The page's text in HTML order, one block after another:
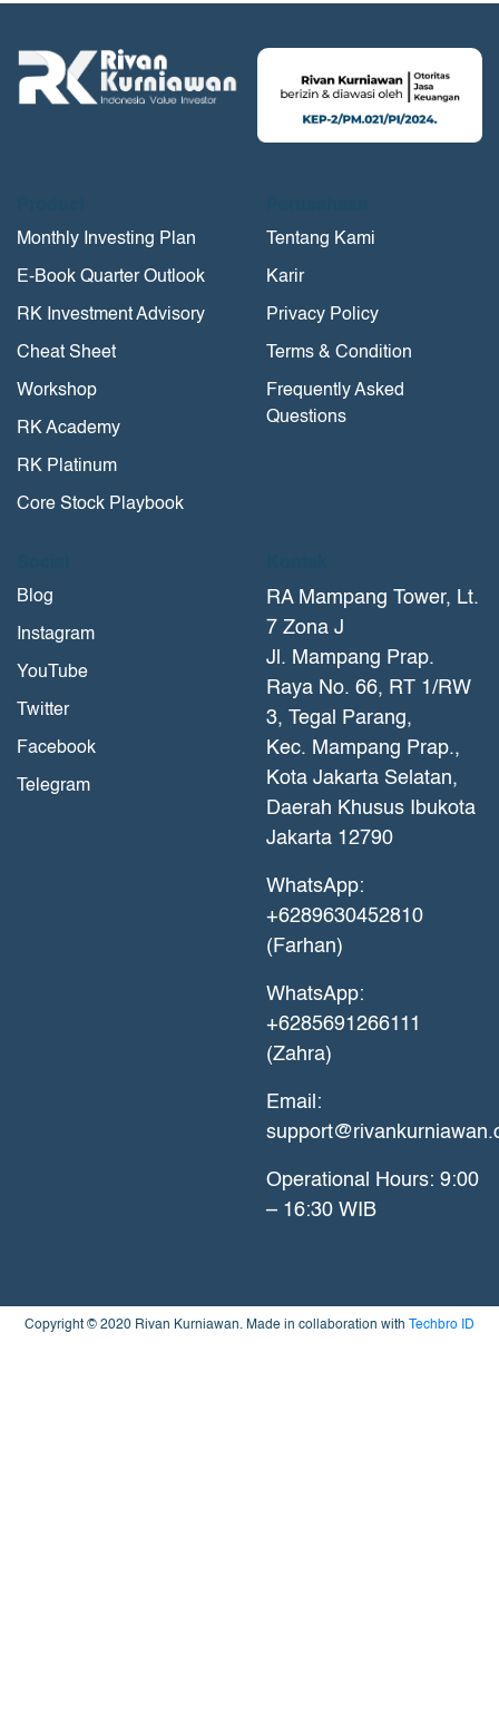
Monthly Investing Plan
E-Book Quarter Outlook
RK Investment Advisory
Cheat Sheet
Workshop
RK Academy
RK Platinum
Core Stock Playbook
Tentang Kami
Karir
Privacy Policy
Terms & Condition
Frequently Asked
Questions
Blog
Instagram
YouTube
Twitter
Facebook
Telegram
RA Mampang Tower, Lt.
7 Zona J
Jl. Mampang Prap.
Raya No. 66, RT 1/RW
3, Tegal Parang,
Kec. Mampang Prap.,
Kota Jakarta Selatan,
Daerah Khusus Ibukota
Jakarta 12790
WhatsApp:
+6289630452810
(Farhan)
WhatsApp:
+6285691266111
(Zahra)
Email:
Operational Hours: 9:00
– 16:30 WIB
Copyright © 2020 Rivan Kurniawan. Made in collaboration with Techbro ID